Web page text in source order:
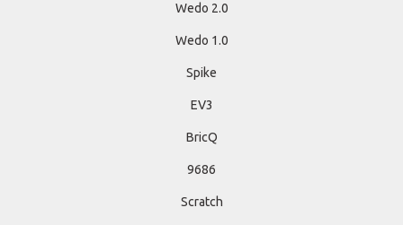
Wedo 2.0
Wedo 1.0
Spike
EV3
BricQ
9686
Scratch